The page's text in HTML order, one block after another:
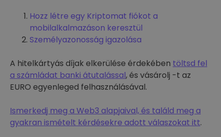
Hozz létre egy Kriptomat fiókot a
mobilalkalmazáson keresztül
Személyazonosság igazolása
A hitelkártyás díjak elkerülése érdekében töltsd fel
a számládat banki átutalással, és vásárolj -t az
EURO egyenleged felhasználásával.
Ismerkedj meg a Web3 alapjaival, és találd meg a
gyakran ismételt kérdésekre adott válaszokat itt.